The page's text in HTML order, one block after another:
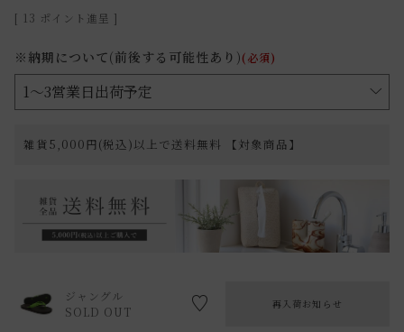
[ 13 ポイント進呈 ]
※納期について(前後する可能性あり)(必須)
雑貨5,000円(税込)以上で送料無料 【対象商品】
ジャングル
SOLD OUT
再入荷お知らせ